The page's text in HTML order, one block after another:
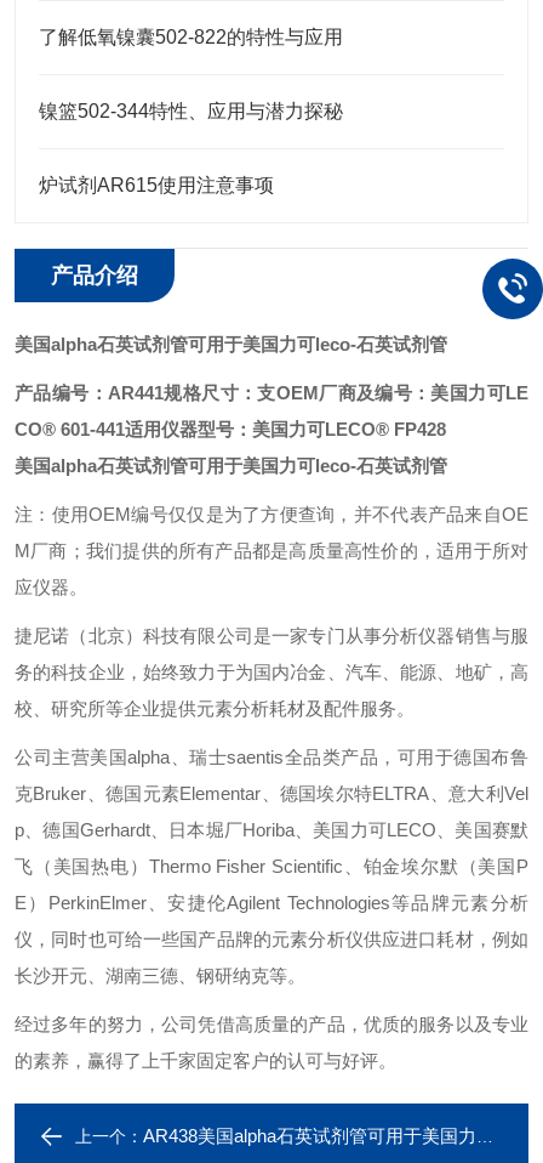
了解低氧镍囊502-822的特性与应用
镍篮502-344特性、应用与潜力探秘
炉试剂AR615使用注意事项
产品介绍
美国alpha石英试剂管可用于美国力可leco-石英试剂管
产品编号：AR441规格尺寸：支OEM厂商及编号：美国力可LE
CO® 601-441适用仪器型号：美国力可LECO® FP428
美国alpha石英试剂管可用于美国力可leco-石英试剂管
注：使用OEM编号仅仅是为了方便查询，并不代表产品来自OE
M厂商；我们提供的所有产品都是高质量高性价的，适用于所对
应仪器。
捷尼诺（北京）科技有限公司是一家专门从事分析仪器销售与服
务的科技企业，始终致力于为国内冶金、汽车、能源、地矿，高
校、研究所等企业提供元素分析耗材及配件服务。
公司主营美国alpha、瑞士saentis全品类产品，可用于德国布鲁
克Bruker、德国元素Elementar、德国埃尔特ELTRA、意大利Vel
p、德国Gerhardt、日本堀厂Horiba、美国力可LECO、美国赛默
飞（美国热电）Thermo Fisher Scientific、铂金埃尔默（美国P
E）PerkinElmer、安捷伦Agilent Technologies等品牌元素分析
仪，同时也可给一些国产品牌的元素分析仪供应进口耗材，例如
长沙开元、湖南三德、钢研纳克等。
经过多年的努力，公司凭借高质量的产品，优质的服务以及专业
的素养，赢得了上千家固定客户的认可与好评。
上一个： AR438美国alpha石英试剂管可用于美国力可leco